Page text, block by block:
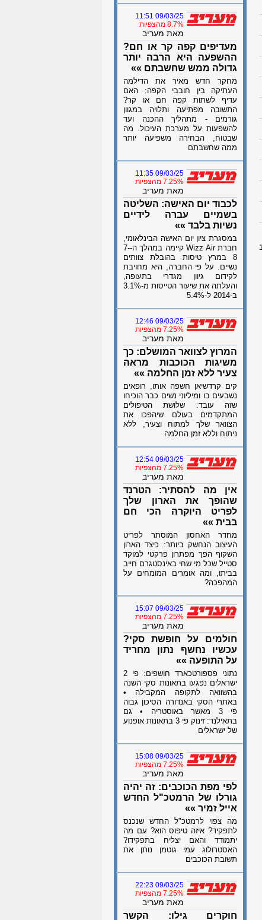
09/03/25 11:51
8.7% מהצפיות
מאת מעריב
מעדיפים קפה קר או חם?
ההשפעה היא הרבה יותר
גדולה ממש שחשבתם »»
מחקר חדש מאיר את הדילמה
העתיקה בין חובבי הקפה: האם
עדיף לשתות קפה חם או קר?
התשובה מפתיעה ותלויה במגוון
גורמים - מתהליך ההכנה ועד
להשפעות על מערכת העיכול. מה
שבטוח, הבחירה משפיעה יותר
ממה שחשבתם
09/03/25 11:35
7.25% מהצפיות
מאת מעריב
לכבוד יום האישה: השליטה
בשמיים עברה לידיים
נשיות בלבד »»
במסגרת ציון יום האישה הבינלאומי,
חברת Wizz Air קיימה במהלך ה-7-
8 במרץ טיסות בהובלת צוותים
נשיים. על פי החברה, היא מחויבת
לקידום גיוון מגדרי בתעופה,
והעלתה את שיעור הטייסות מ-3.1%
ב-2014 ל-5.4%
09/03/25 12:46
7.25% מהצפיות
מאת מעריב
המרוץ לצוואר המושלם: כך
משיגות הכוכבות מראה
צעיר ללא זמן החלמה »»
קים קרדשיאן חשפה אותו, רופאים
נשבעים בו ומיליוני נשים כבר הוכיחו
שזה עובד: שלושת הטיפולים
המתקדמים בעולם שיהפכו את
הצוואר שלך למתוח וצעיר, ללא
ניתוח וללא זמן החלמה
09/03/25 12:54
7.25% מהצפיות
מאת מעריב
אין מה להסתיר: הטרנד
שהופך את הארון שלך
לפריט היוקרה הכי חם
בבית »»
מחדר האחסון המוסתר לפריט
העיצוב הנחשק ביותר: כיצד הארון
השקוף הפך מפתרון פרקטי למוקד
סטייל שכל מי שחי באינסטגרם חייב
בביתו, ומה אומרים המומחים על
המהפכה?
09/03/25 15:07
7.25% מהצפיות
מאת מעריב
חולמים על חופשת סקי?
עכשיו נחשף נתון מחריד
על התופעה »»
נתוני פספורטכארד חושפים: פי 2
ישראלים נפגעו בתאונות סקי השנה
בהשוואה לתקופה המקבילה •
באתרי הסקי באנדורה הסיכון גבוה
פי 3 מאשר באוסטריה • גם
בתאילנד: זינוק פי 3 בתאונות אופנוע
של ישראלים
09/03/25 15:08
7.25% מהצפיות
מאת מעריב
לפי מפת הכוכבים: זה יהיה
גורלו של הרמטכ"ל החדש
אייל זמיר »»
מה צפוי לרמטכ"ל החדש שנכנס
לתפקיד? איזה טיפוס הוא? עם מה
יתמודד והאם יצליח בתפקידו?
האסטרולוג עמי גוטמן נותן את
תשובת הכוכבים
09/03/25 22:23
7.25% מהצפיות
מאת מעריב
חוקרים גילו: הקשר